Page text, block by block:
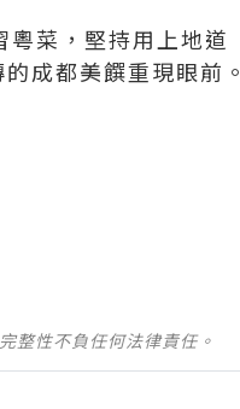
菜，堅持用上地道
成都美饌重現眼前。
整性不負任何法律責任。